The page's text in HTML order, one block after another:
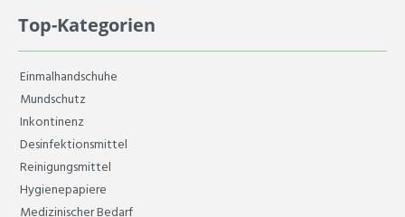
Top-Kategorien
Einmalhandschuhe
Mundschutz
Inkontinenz
Desinfektionsmittel
Reinigungsmittel
Hygienepapiere